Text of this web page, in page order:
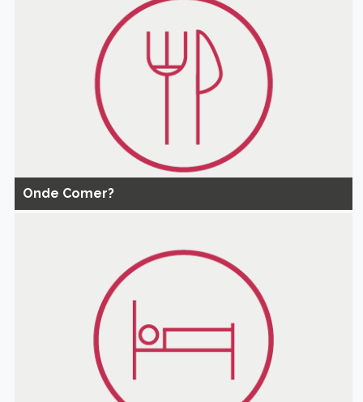
Onde Comer?